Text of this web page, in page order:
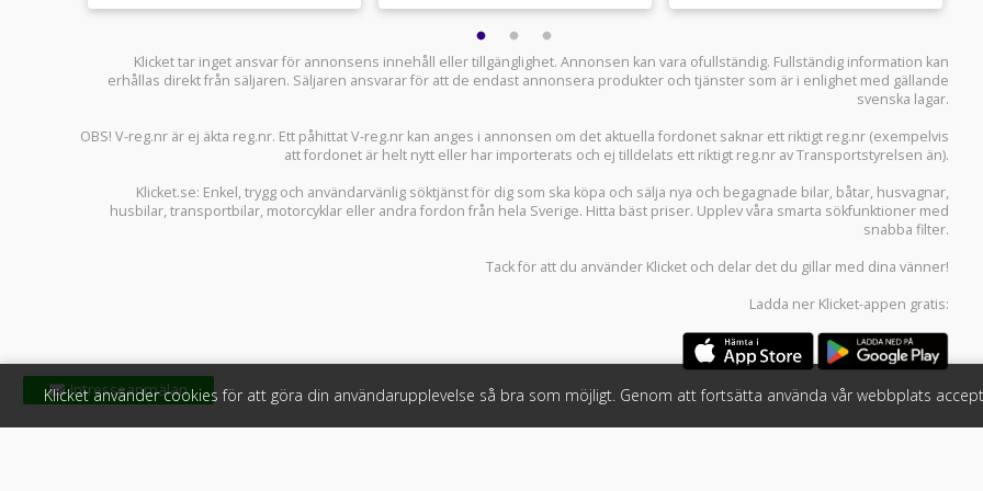
Klicket tar inget ansvar för annonsens innehåll eller tillgänglighet. Annonsen kan vara ofullständig. Fullständig information kan
erhållas direkt från säljaren. Säljaren ansvarar för att de endast annonsera produkter och tjänster som är i enlighet med gällande
svenska lagar.
OBS! V-reg.nr är ej äkta reg.nr. Ett påhittat V-reg.nr kan anges i annonsen om det aktuella fordonet saknar ett riktigt reg.nr (exempelvis
att fordonet är helt nytt eller har importerats och ej tilldelats ett riktigt reg.nr av Transportstyrelsen än).
Klicket.se: Enkel, trygg och användarvänlig söktjänst för dig som ska köpa och sälja nya och begagnade bilar, båtar, husvagnar,
husbilar,transportbilar, motorcyklar eller andra fordon från hela Sverige. Hitta bäst priser. Upplev våra smarta sökfunktioner med
snabba filter.
Tack för att du använder Klicket och delar det du gillar med dina vänner!
Ladda ner Klicket-appen gratis:
Klicket använder cookies för att göra din användarupplevelse så bra som möjligt. Genom att fortsätta använda vår webbplats